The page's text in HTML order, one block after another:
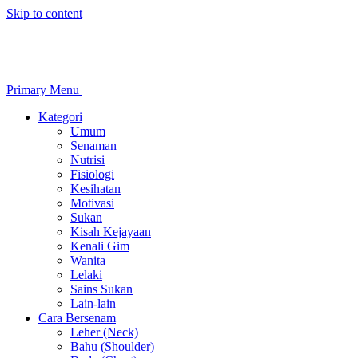
Skip to content
Primary Menu
Kategori
Umum
Senaman
Nutrisi
Fisiologi
Kesihatan
Motivasi
Sukan
Kisah Kejayaan
Kenali Gim
Wanita
Lelaki
Sains Sukan
Lain-lain
Cara Bersenam
Leher (Neck)
Bahu (Shoulder)